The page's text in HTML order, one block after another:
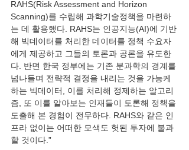
RAHS(Risk Assessment and Horizon
Scanning)를 수립해 과학기술정책을 마련하
는 데 활용했다. RAHS는 인공지능(AI)에 기반
해 빅데이터를 처리한 데이터를 정책 수요자
에게 제공하고 그들의 토론과 공론을 유도한
다. 반면 한국 정부에는 기존 분과학의 경계를
넘나들며 전략적 결정을 내리는 것을 가능케
하는 빅데이터, 이를 처리해 정제하는 알고리
즘, 또 이를 알아보는 인재들이 토론해 정책을
도출해 본 경험이 전무하다. RAHS와 같은 인
프라 없이는 어떠한 모색도 헛된 투자에 불과
할 것이다.”